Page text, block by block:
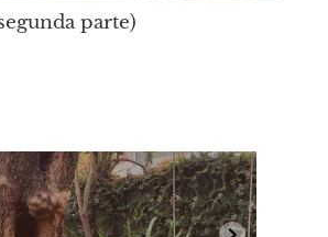
parte)